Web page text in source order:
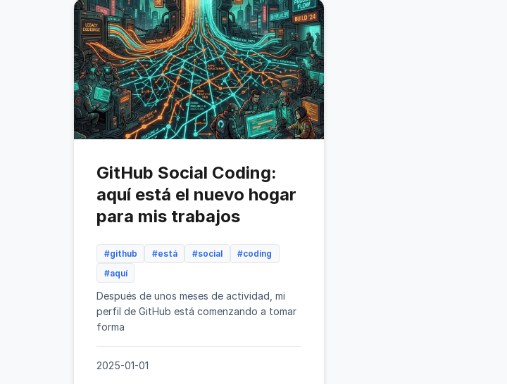
GitHub Social Coding:
aquí está el nuevo hogar
para mis trabajos
#github #está #social
#coding
#aquí
Después de unos meses de actividad, mi
perfil de GitHub está comenzando a tomar
forma
2025-01-01